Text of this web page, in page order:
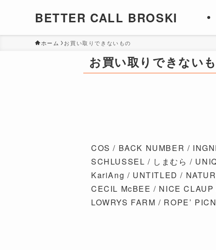
BETTER CALL BROSKI
ホーム お買い取りできないもの
お買い取りできない
COS / BACK NUMBER /
SCHLUSSEL / しまむら /
KariAng / UNTITLED /
CECIL McBEE / NICE
LOWRYS FARM / ROPE’